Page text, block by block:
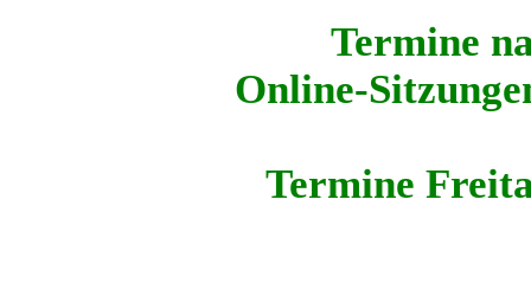
Termine
Online-
Termine